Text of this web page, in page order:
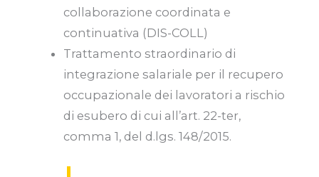
collaborazione coordinata e
continuativa (DIS-COLL)
Trattamento straordinario di
integrazione salariale per il recupero
occupazionale dei lavoratori a rischio
di esubero di cui all’art. 22-ter,
comma 1, del d.lgs. 148/2015.